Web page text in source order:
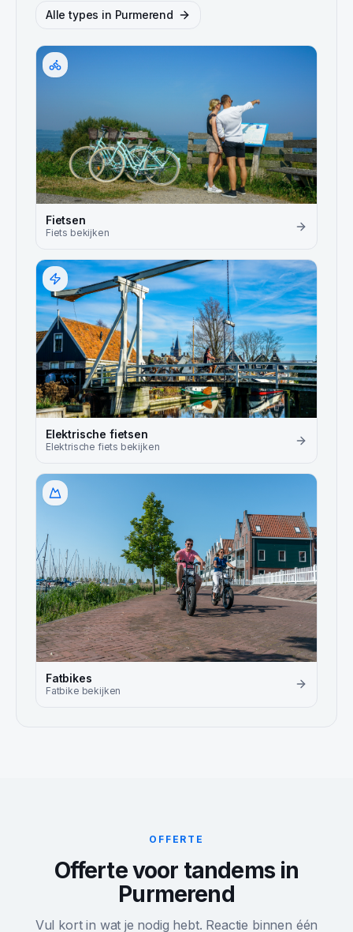
Alle types in Purmerend
Fietsen
Fiets bekijken
Elektrische fietsen
Elektrische fiets bekijken
Fatbikes
Fatbike bekijken
OFFERTE
Offerte voor tandems in
Purmerend
Vul kort in wat je nodig hebt. Reactie binnen één